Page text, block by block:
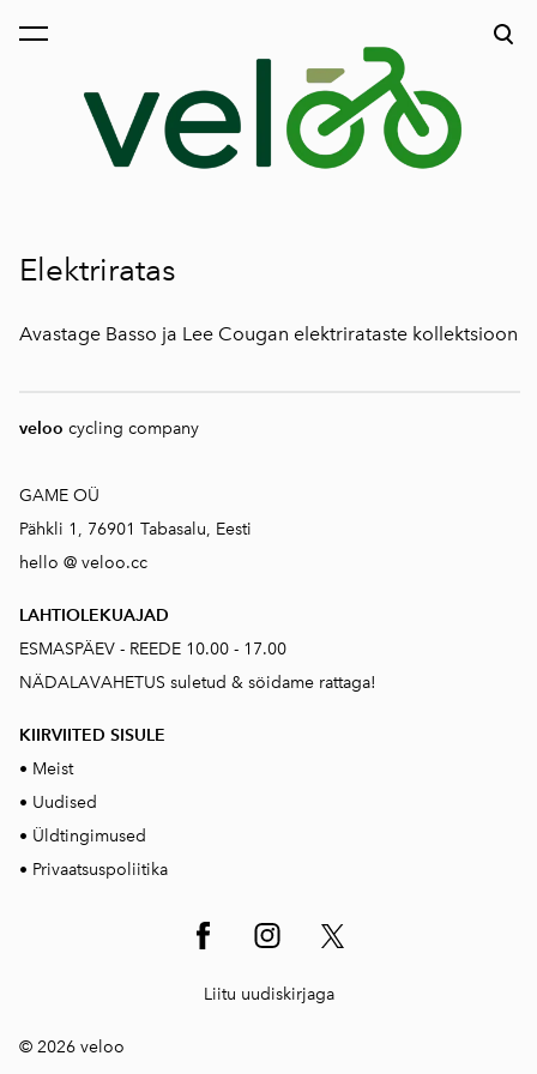
lisati ostukorvi.
Elektriratas
Avastage Basso ja Lee Cougan elektrirataste kollektsioon
veloo cycling company
GAME OÜ
Pähkli 1, 76901 Tabasalu, Eesti
hello @ veloo.cc
LAHTIOLEKUAJAD
ESMASPÄEV - REEDE 10.00 - 17.00
NÄDALAVAHETUS suletud & söidame rattaga!
KIIRVIITED SISULE
• Meist
• Uudised
• Üldtingimused
• Privaatsuspoliitika
Liitu uudiskirjaga
© 2026 veloo